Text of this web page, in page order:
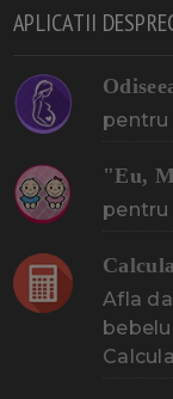
APLICATII
pentru
"Eu,
pentru
Afla